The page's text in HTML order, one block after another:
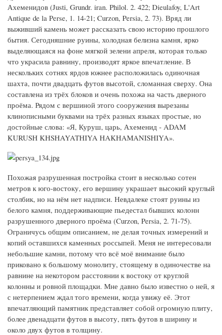
Ахеменидов (Justi, Grundr. iran. Philol. 2. 422; Dieulafoy, L'Art
Antique de la Perse, 1. 14-21; Curzon, Persia, 2. 73). Вряд ли
выживший камень может рассказать свою историю прошлого
бытия. Сегодняшние руины, холодная белизна камня, ярко
выделяющаяся на фоне мягкой зелени апреля, которая только
что украсила равнину, производят яркое впечатление. В
нескольких сотнях ярдов южнее расположилась одиночная
шахта, почти двадцать футов высотой, сломанная сверху. Она
составлена из трёх блоков и очень похожа на часть дверного
проёма. Рядом с вершиной этого сооружения вырезаны
клинописными буквами на трёх разных языках простые, но
достойные слова: «Я, Куруш, царь, Ахеменид - ADAM
KURUSH KHSHAYATHIYA HAKHAMANISHIYA».
Похожая разрушенная постройка стоит в несколько сотен
метров к юго-востоку, его вершину украшает высокий круглый
столбик, но на нём нет надписи. Невдалеке стоят руины из
белого камня, поддерживающие пьедестал бывших колонн
разрушенного дверного проёма (Curzon, Persia, 2. 71-75).
Ограничусь общим описанием, не делая точных измерений и
копий оставшихся каменных россыпей. Меня не интересовали
небольшие камни, потому что всё моё внимание было
приковано к большому монолиту, стоящему в одиночестве на
равнине на некотором расстоянии к востоку от круглой
колонны и ровной площадки. Мне давно было известно о ней, я
с нетерпением ждал того времени, когда увижу её. Этот
впечатляющий памятник представляет собой огромную плиту,
более двенадцати футов в высоту, пять футов в ширину и
около двух футов в толщину.